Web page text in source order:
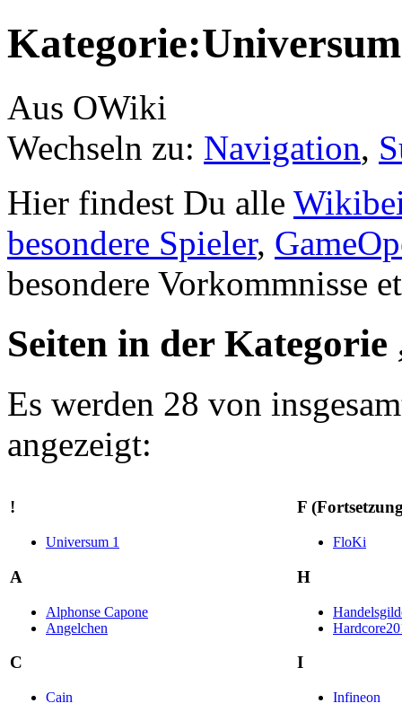
Aus OWiki
Wechseln zu: Navigation,
Hier findest Du alle
besondere Spieler,
besondere Vorkommnisse
Seiten in der
Es werden 28 von
angezeigt:
!
Universum 1
A
Alphonse Capone
Angelchen
C
Cain
F
FloKi
H
I
Infineon